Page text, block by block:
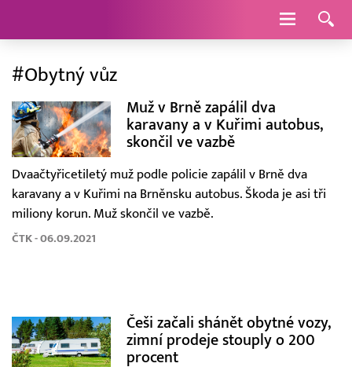
Navigace
#Obytný vůz
Muž v Brně zapálil dva
karavany a v Kuřimi autobus,
skončil ve vazbě
Dvaačtyřicetiletý muž podle policie zapálil v Brně dva
karavany a v Kuřimi na Brněnsku autobus. Škoda je asi tři
miliony korun. Muž skončil ve vazbě.
ČTK - 06.09.2021
Češi začali shánět obytné vozy,
zimní prodeje stouply o 200
procent